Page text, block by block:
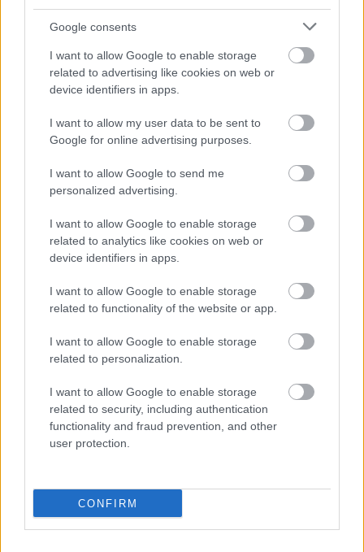
Google consents
I want to allow Google to enable storage
related to advertising like cookies on web or
device identifiers in apps.
I want to allow my user data to be sent to
Google for online advertising purposes.
I want to allow Google to send me
personalized advertising.
I want to allow Google to enable storage
related to analytics like cookies on web or
device identifiers in apps.
I want to allow Google to enable storage
related to functionality of the website or app.
I want to allow Google to enable storage
related to personalization.
I want to allow Google to enable storage
related to security, including authentication
functionality and fraud prevention, and other
user protection.
CONFIRM
Kalani Jarani Dean (@thedivadeantwins) által megosztott bejegyzés
Az ohiói Khristi Cunningham tudja, milyen érzés különböző
bőrszínű ikreket nevelni. Cunningham kétpetéjű ikrek
édesanyja, az egyiknek világosabb, a másiknak sötétebb az
arcszíne. A férje fekete, ő pedig fehér. Amikor Whitney
babáiról hallott, az első gondolata az volt, hogy „Készüljetek
fel a sok beszélgetésre idegenekkel!”. Örömmel osztotta
meg gyermekei történetét a médiával, mert szerinte
elengedhetetlen, hogy beszéljünk a faji hovatartozásról az
országban. „Valóban úgy éreztük, hogy kötelességünk
megosztani a történetünket másokkal. Úgy éreztük, hogy
pozitív céllal kaptuk ezt a két gyönyörű gyermeket – ez a
hogy ezek a dolgok lehetségesek, és hogy beszélgetést
TODAY-nek. Cunningham szerint egy bizonyos bőrszínhez
tartozni nem teljesítmény. „Senki sem állhat sorba ezen a
Földön, hogy kiválassza a bőrszínét. Csak véletlenül